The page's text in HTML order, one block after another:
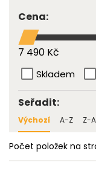
Cena:
7 490 Kč
Skladem
Seřadit:
Výchozí A-Z Z-A
Počet položek na